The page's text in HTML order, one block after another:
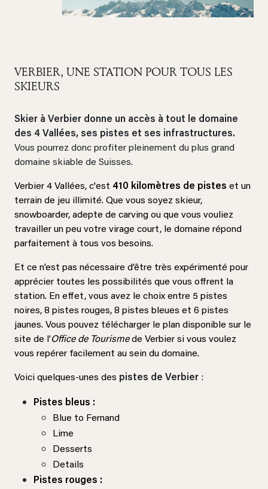
VERBIER, UNE STATION POUR TOUS LES
SKIEURS
Skier à Verbier donne un accès à tout le domaine
des 4 Vallées, ses pistes et ses infrastructures.
Vous pourrez donc profiter pleinement du plus grand
domaine skiable de Suisses.
Verbier 4 Vallées, c'est 410 kilomètres de pistes et un
terrain de jeu illimité. Que vous soyez skieur,
snowboarder, adepte de carving ou que vous vouliez
travailler un peu votre virage court, le domaine répond
parfaitement à tous vos besoins.
Et ce n’est pas nécessaire d’être très expérimenté pour
apprécier toutes les possibilités que vous offrent la
station. En effet, vous avez le choix entre 5 pistes
noires, 8 pistes rouges, 8 pistes bleues et 6 pistes
jaunes. Vous pouvez télécharger le plan disponible sur le
site de l’Office de Tourismede Verbier si vous voulez
vous repérer facilement au sein du domaine.
Voici quelques-unes des pistes de Verbier :
Pistes bleus :
Blue to Fernand
Lime
Desserts
Details
Pistes rouges :